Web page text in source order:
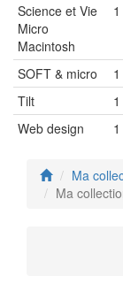
Science et Vie
Micro
Macintosh
1
SOFT & micro 1
Tilt
1
Web design
1
Ma
Ma